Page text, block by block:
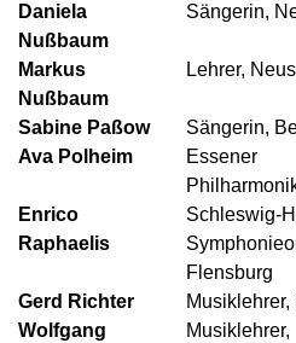
Daniela
Nußbaum
Sängerin,
Markus
Nußbaum
Lehrer,
Sabine Paßow Sängerin,
Ava Polheim
Essener
Enrico
Raphaelis
Schleswig-
Flensburg
Gerd Richter Musiklehrer,
Wolfgang
Musiklehrer,